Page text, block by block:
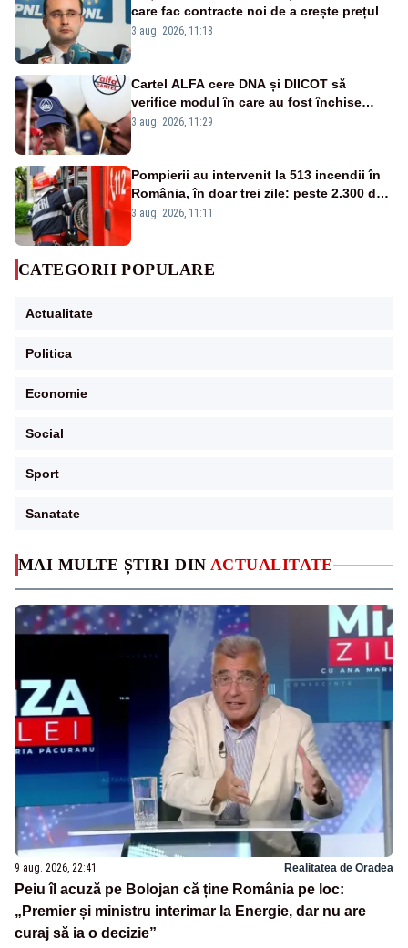
MAI MULTE ȘTIRI DIN ACTUALITATE
9 aug. 2026, 22:41 Realitatea de Oradea
Peiu îl acuză pe Bolojan că ține România pe loc:
„Premier și ministru interimar la Energie, dar nu are
curaj să ia o decizie”
care fac contracte noi de a crește prețul
3 aug. 2026, 11:18
Cartel ALFA cere DNA și DIICOT să
verifice modul în care au fost închise
centralele pe cărbune
3 aug. 2026, 11:29
Pompierii au intervenit la 513 incendii în
România, în doar trei zile: peste 2.300 de
hectare de teren au fost afectate
3 aug. 2026, 11:11
CATEGORII POPULARE
Actualitate
Politica
Economie
Social
Sport
Sanatate